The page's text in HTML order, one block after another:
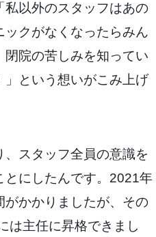
私以外のスタッフはあの
クがなくなったらみん
院の苦しみを知ってい
という想いがこみ上げ
スタッフ全員の意識を
とにしたんです。2021年
がかかりましたが、その
は主任に昇格できまし